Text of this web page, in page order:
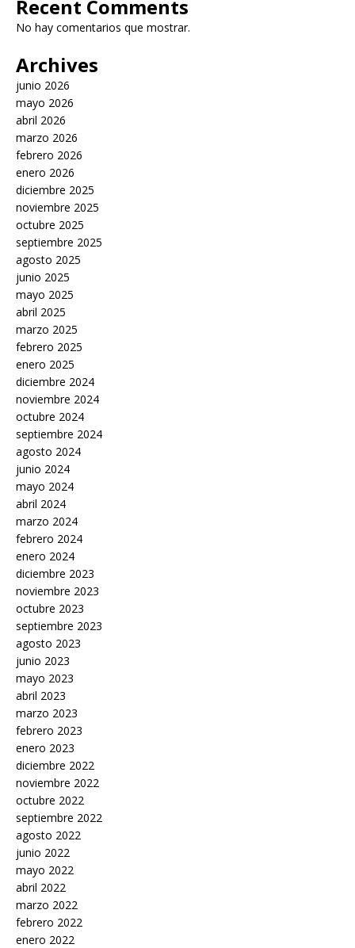
Recent Comments
No hay comentarios que mostrar.
Archives
junio 2026
mayo 2026
abril 2026
marzo 2026
febrero 2026
enero 2026
diciembre 2025
noviembre 2025
octubre 2025
septiembre 2025
agosto 2025
junio 2025
mayo 2025
abril 2025
marzo 2025
febrero 2025
enero 2025
diciembre 2024
noviembre 2024
octubre 2024
septiembre 2024
agosto 2024
junio 2024
mayo 2024
abril 2024
marzo 2024
febrero 2024
enero 2024
diciembre 2023
noviembre 2023
octubre 2023
septiembre 2023
agosto 2023
junio 2023
mayo 2023
abril 2023
marzo 2023
febrero 2023
enero 2023
diciembre 2022
noviembre 2022
octubre 2022
septiembre 2022
agosto 2022
junio 2022
mayo 2022
abril 2022
marzo 2022
febrero 2022
enero 2022